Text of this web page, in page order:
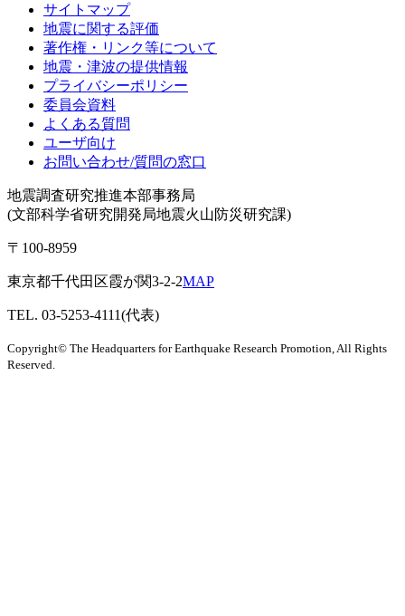
サイトマップ
地震に関する評価
著作権・リンク等について
地震・津波の提供情報
プライバシーポリシー
委員会資料
よくある質問
ユーザ向け
お問い合わせ/質問の窓口
地震調査研究推進本部事務局
(文部科学省研究開発局地震火山防災研究課)
〒100-8959
東京都千代田区霞が関3-2-2MAP
TEL. 03-5253-4111(代表)
Copyright© The Headquarters for Earthquake Research Promotion, All Rights
Reserved.